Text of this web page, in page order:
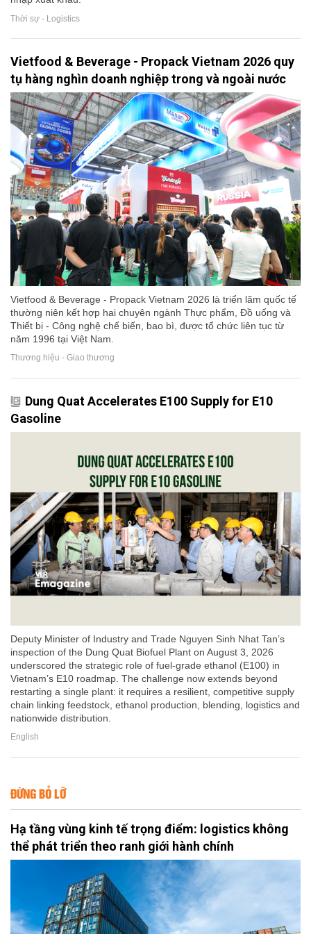
Thời sự - Logistics
Vietfood & Beverage - Propack Vietnam 2026 quy
tụ hàng nghìn doanh nghiệp trong và ngoài nước
Vietfood & Beverage - Propack Vietnam 2026 là triển lãm quốc tế
thường niên kết hợp hai chuyên ngành Thực phẩm, Đồ uống và
Thiết bị - Công nghệ chế biến, bao bì, được tổ chức liên tục từ
năm 1996 tại Việt Nam.
Thương hiệu - Giao thương
Dung Quat Accelerates E100 Supply for E10
Gasoline
Deputy Minister of Industry and Trade Nguyen Sinh Nhat Tan’s
inspection of the Dung Quat Biofuel Plant on August 3, 2026
underscored the strategic role of fuel-grade ethanol (E100) in
Vietnam’s E10 roadmap. The challenge now extends beyond
restarting a single plant: it requires a resilient, competitive supply
chain linking feedstock, ethanol production, blending, logistics and
nationwide distribution.
English
ĐỪNG BỎ LỠ
Hạ tầng vùng kinh tế trọng điểm: logistics không
thể phát triển theo ranh giới hành chính